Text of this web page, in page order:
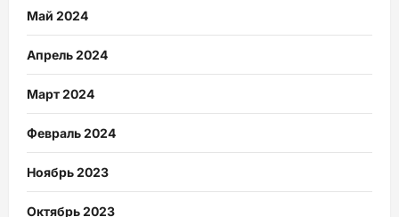
Май 2024
Апрель 2024
Март 2024
Февраль 2024
Ноябрь 2023
Октябрь 2023